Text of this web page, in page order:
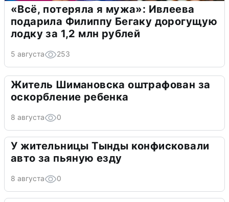
«Всё, потеряла я мужа»: Ивлеева
подарила Филиппу Бегаку дорогущую
лодку за 1,2 млн рублей
5 августа 253
Житель Шимановска оштрафован за
оскорбление ребенка
8 августа 0
У жительницы Тынды конфисковали
авто за пьяную езду
8 августа 0